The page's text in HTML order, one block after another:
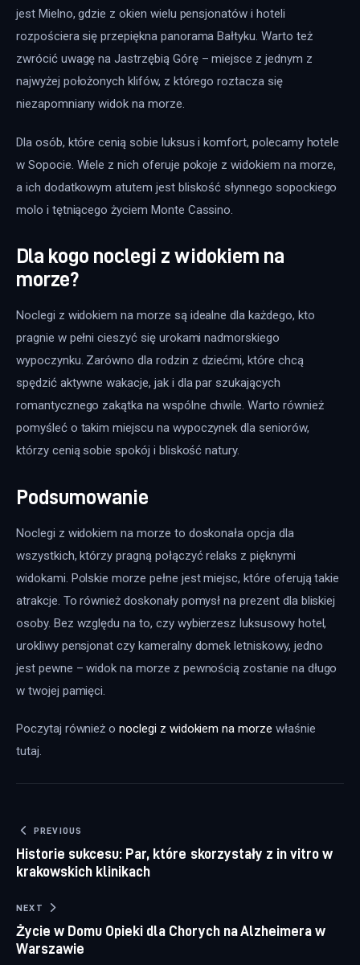
jest Mielno, gdzie z okien wielu pensjonatów i hoteli
rozpościera się przepiękna panorama Bałtyku. Warto też
zwrócić uwagę na Jastrzębią Górę – miejsce z jednym z
najwyżej położonych klifów, z którego roztacza się
niezapomniany widok na morze.
Dla osób, które cenią sobie luksus i komfort, polecamy hotele
w Sopocie. Wiele z nich oferuje pokoje z widokiem na morze,
a ich dodatkowym atutem jest bliskość słynnego sopockiego
molo i tętniącego życiem Monte Cassino.
Dla kogo noclegi z widokiem na
morze?
Noclegi z widokiem na morze są idealne dla każdego, kto
pragnie w pełni cieszyć się urokami nadmorskiego
wypoczynku. Zarówno dla rodzin z dziećmi, które chcą
spędzić aktywne wakacje, jak i dla par szukających
romantycznego zakątka na wspólne chwile. Warto również
pomyśleć o takim miejscu na wypoczynek dla seniorów,
którzy cenią sobie spokój i bliskość natury.
Podsumowanie
Noclegi z widokiem na morze to doskonała opcja dla
wszystkich, którzy pragną połączyć relaks z pięknymi
widokami. Polskie morze pełne jest miejsc, które oferują takie
atrakcje. To również doskonały pomysł na prezent dla bliskiej
osoby. Bez względu na to, czy wybierzesz luksusowy hotel,
urokliwy pensjonat czy kameralny domek letniskowy, jedno
jest pewne – widok na morze z pewnością zostanie na długo
w twojej pamięci.
Poczytaj również o noclegi z widokiem na morze właśnie
tutaj.
Nawigacja wpisu
PREVIOUS
Historie sukcesu: Par, które skorzystały z in vitro w
krakowskich klinikach
NEXT
Życie w Domu Opieki dla Chorych na Alzheimera w
Warszawie